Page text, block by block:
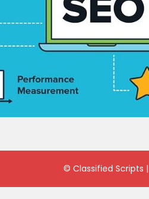
© Classified Scripts